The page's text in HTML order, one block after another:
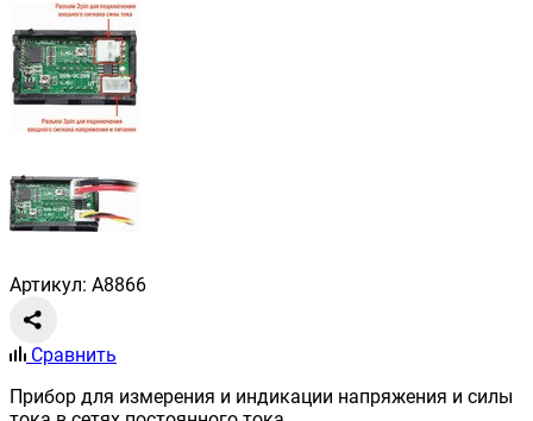
Артикул: A8866
Сравнить
Прибор для измерения и индикации напряжения и силы